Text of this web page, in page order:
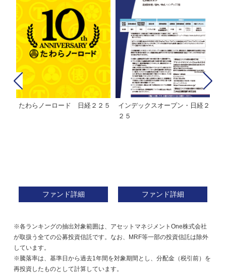
たわらノーロード 日経２２５
ファンド詳細
インデックスオープン・日経２
２５
ファンド詳細
※各ランキングの抽出対象範囲は、アセットマネジメントOne株式会社
が取扱う全ての公募投資信託です。なお、MRF等一部の投資信託は除外
しています。
※騰落率は、基準日から過去1年間を対象期間とし、分配金（税引前）を
再投資したものとして計算しています。